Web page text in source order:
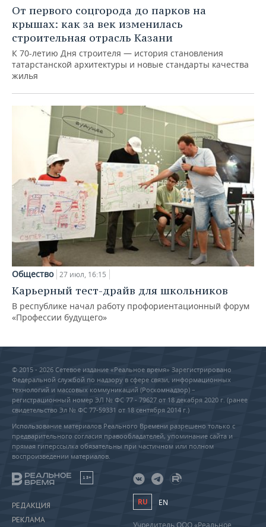
От первого соцгорода до парков на
крышах: как за век изменилась
строительная отрасль Казани
К 70-летию Дня строителя — история становления
татарстанской архитектуры и новые стандарты качества
жилья
Общество 27 июл, 16:15
Карьерный тест-драйв для школьников
В республике начал работу профориентационный форум
«Профессии будущего»
© 2015 - 2026 Сетевое издание «Реальное время» Зарегистрировано
Федеральной службой по надзору в сфере связи, информационных
технологий и массовых коммуникаций (Роскомнадзор) –
регистрационный номер ЭЛ № ФС 77 - 79627 от 18 декабря 2020 г. (ранее
свидетельство Эл № ФС 77-59331 от 18 сентября 2014 г.)
Использование материалов Реального Времени разрешено только с
предварительного согласия правообладателей, упоминание сайта и
прямая гиперссылка обязательны при частичном или полном
воспроизведении материалов.
18+
РЕДАКЦИЯ
РЕКЛАМА
RU EN